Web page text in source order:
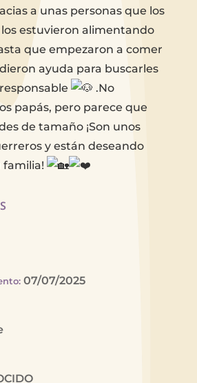
a unas personas que los
estuvieron alimentando
que empezaron a comer
ayuda para buscarles
.No
papás, pero parece que
de tamaño ¡Son unos
y están deseando
familia!
: 07/07/2025